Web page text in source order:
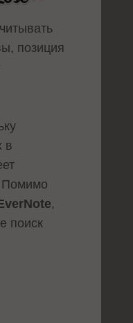
позиция
в
Помимо
,
поиск